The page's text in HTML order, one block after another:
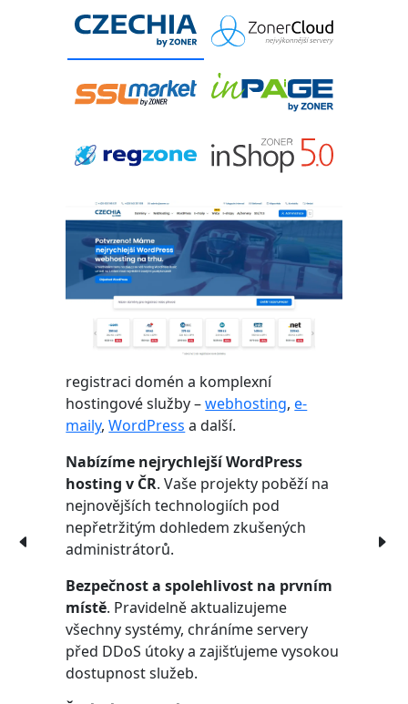
registraci domén a komplexní
hostingové služby –webhosting,e-
maily,WordPress a další.
Nabízíme nejrychlejší WordPress
hosting v ČR. Vaše projekty poběží na
nejnovějších technologiích pod
nepřetržitým dohledem zkušených
administrátorů.
Bezpečnost a spolehlivost na prvním
místě. Pravidelně aktualizujeme
všechny systémy, chráníme servery
před DDoS útoky a zajišťujeme vysokou
dostupnost služeb.